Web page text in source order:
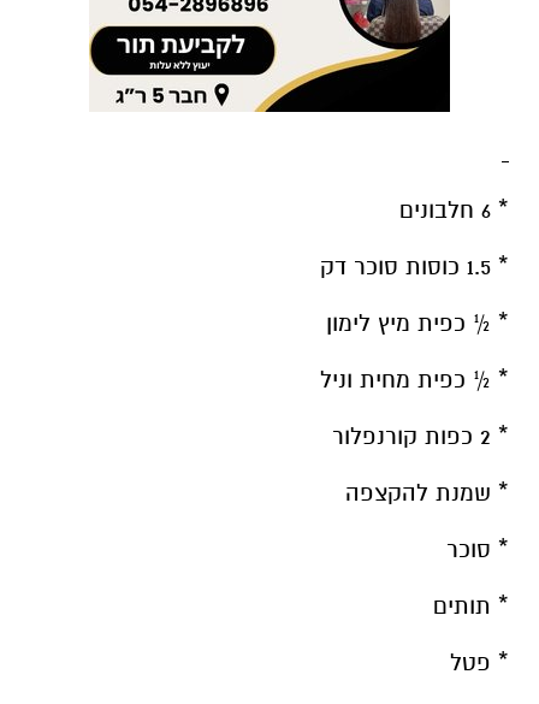
* 6 חלבונים
* 1.5 כוסות סוכר דק
* ½ כפית מיץ לימון
* ½ כפית מחית וניל
* 2 כפות קורנפלור
* שמנת להקצפה
* סוכר
* תותים
* פטל